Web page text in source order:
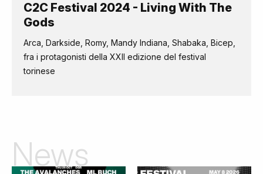
C2C Festival 2024 - Living With The
Gods
Arca, Darkside, Romy, Mandy Indiana, Shabaka, Bicep,
fra i protagonisti della XXII edizione del festival
torinese
News